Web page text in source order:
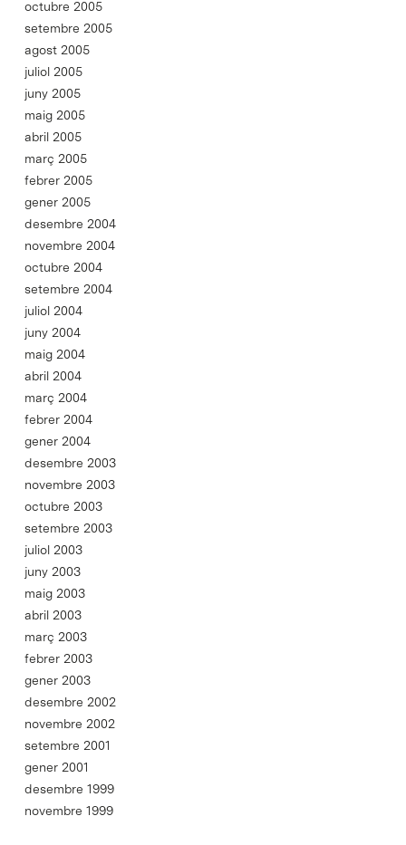
octubre 2005
setembre 2005
agost 2005
juliol 2005
juny 2005
maig 2005
abril 2005
març 2005
febrer 2005
gener 2005
desembre 2004
novembre 2004
octubre 2004
setembre 2004
juliol 2004
juny 2004
maig 2004
abril 2004
març 2004
febrer 2004
gener 2004
desembre 2003
novembre 2003
octubre 2003
setembre 2003
juliol 2003
juny 2003
maig 2003
abril 2003
març 2003
febrer 2003
gener 2003
desembre 2002
novembre 2002
setembre 2001
gener 2001
desembre 1999
novembre 1999